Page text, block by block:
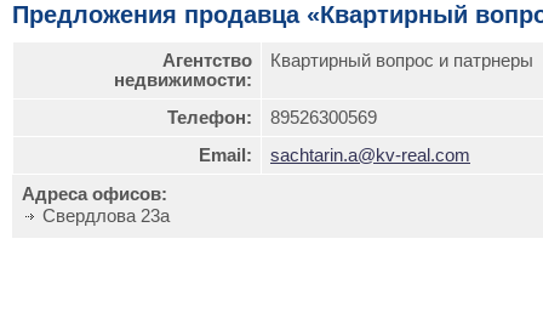
Предложения продавца «Квартирный
Агентство
недвижимости:
Квартирный вопрос и патрнеры
Телефон:
89526300569
Email:
sachtarin.a@kv-real.com
Адреса офисов:
Свердлова 23а